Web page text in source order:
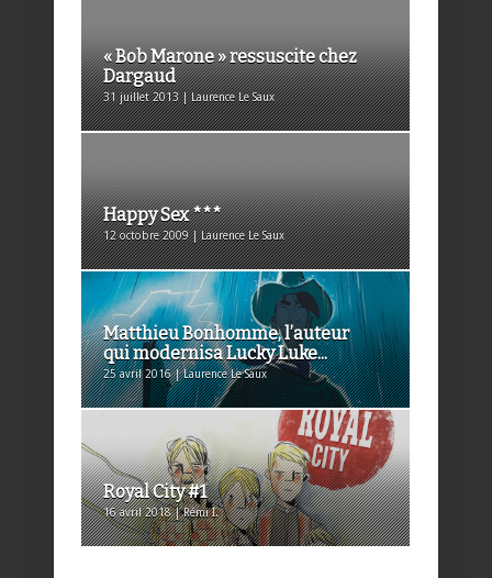
« Bob Marone » ressuscite chez
Dargaud
31 juillet 2013 | Laurence Le Saux
Happy Sex ***
12 octobre 2009 | Laurence Le Saux
Matthieu Bonhomme, l’auteur
qui modernisa Lucky Luke...
25 avril 2016 | Laurence Le Saux
Royal City #1
16 avril 2018 | Rémi I.